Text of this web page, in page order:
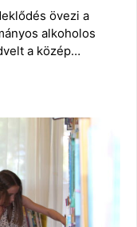
övezi a
alkoholos
a közép…